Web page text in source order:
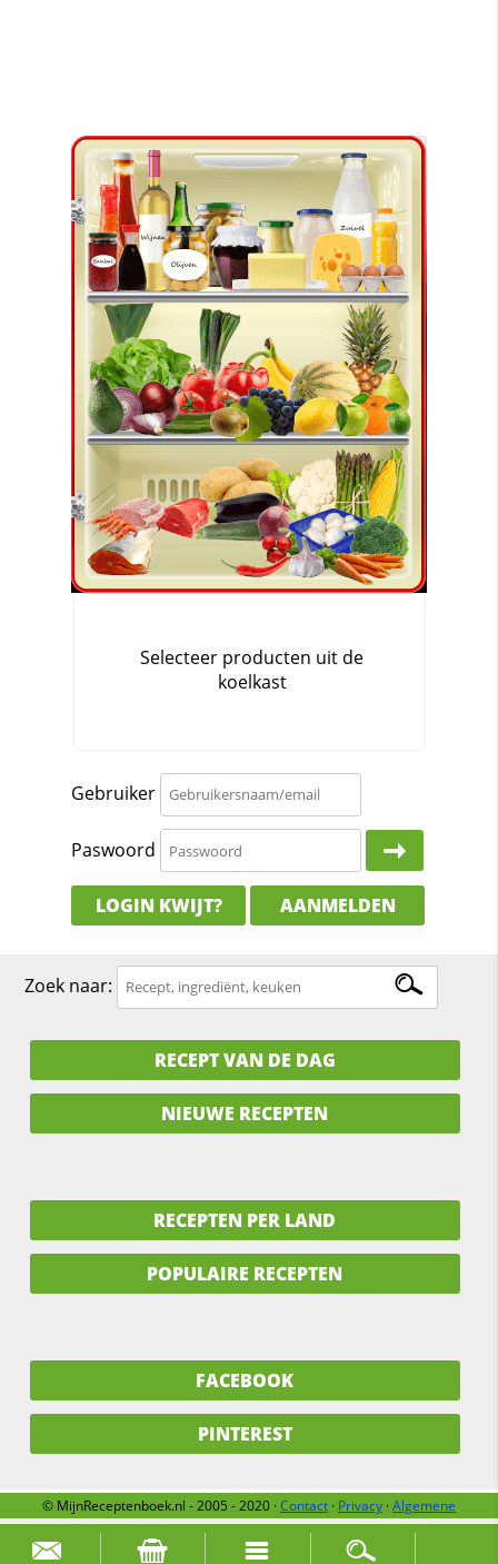
Zoek naar:
Gebruiker
Paswoord
LOGIN KWIJT? AANMELDEN
Zoek naar:
RECEPT VAN DE DAG
NIEUWE RECEPTEN
RECEPTEN PER LAND
POPULAIRE RECEPTEN
FACEBOOK
PINTEREST
© MijnReceptenboek.nl - 2005 - 2020 ·Contact · Privacy ·Algemene
voorwaarden
Over ons